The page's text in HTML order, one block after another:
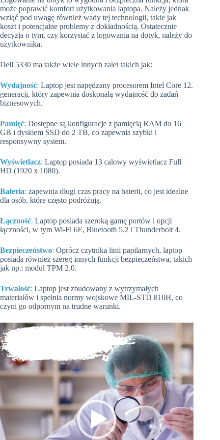
może poprawić komfort użytkowania laptopa. Należy jednak
wziąć pod uwagę również wady tej technologii, takie jak
koszt i potencjalne problemy z dokładnością. Ostatecznie
decyzja o tym, czy korzystać z logowania na dotyk, należy do
użytkownika.
Dell 5330 ma także wiele innych zalet takich jak:
Wydajność: Laptop jest napędzany procesorem Intel Core 12.
generacji, który zapewnia doskonałą wydajność do zadań
biznesowych.
Pamięć: Dostępne są konfiguracje z pamięcią RAM do 16
GB i dyskiem SSD do 2 TB, co zapewnia szybki i
responsywny system.
Wyświetlacz: Laptop posiada 13 calowy wyświetlacz Full
HD (1920 x 1080).
Bateria: zapewnia długi czas pracy na baterii, co jest idealne
dla osób, które często podróżują.
Łączność: Laptop posiada szeroką gamę portów i opcji
łączności, w tym Wi-Fi 6E, Bluetooth 5.2 i Thunderbolt 4.
Bezpieczeństwo: Oprócz czytnika linii papilarnych, laptop
posiada również szereg innych funkcji bezpieczeństwa, takich
jak np.: moduł TPM 2.0.
Trwałość: Laptop jest zbudowany z wytrzymałych
materiałów i spełnia normy wojskowe MIL-STD 810H, co
czyni go odpornym na trudne warunki.
Odtwarzacz
video